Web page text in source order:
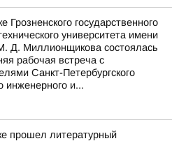
Грозненского государственного
университета имени
Д. Миллионщикова состоялась
рабочая встреча с
Санкт-Петербургского
инженерного и...
прошел литературный